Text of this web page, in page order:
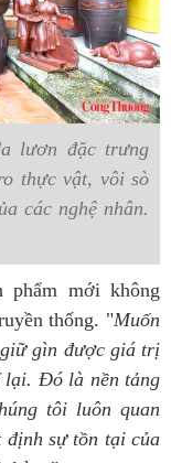
lươn đặc trưng
thực vật, vôi sò
các nghệ nhân.
phẩm mới không
thống. "Muốn
gìn được giá trị
lại. Đó là nền tảng
tôi luôn quan
định sự tồn tại của